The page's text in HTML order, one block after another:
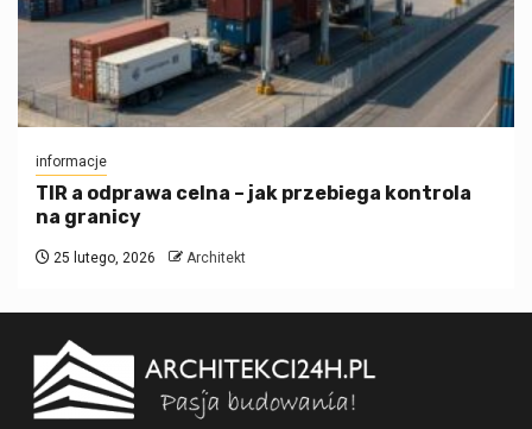
informacje
TIR a odprawa celna – jak przebiega kontrola
na granicy
25 lutego, 2026 Architekt